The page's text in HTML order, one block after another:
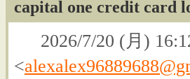
capital one credit card
2026/7/20 (月)
<